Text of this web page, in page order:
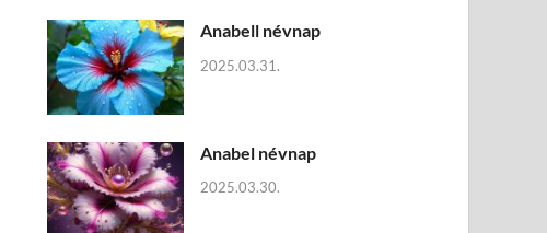
Anabell névnap
2025.03.31.
Anabel névnap
2025.03.30.